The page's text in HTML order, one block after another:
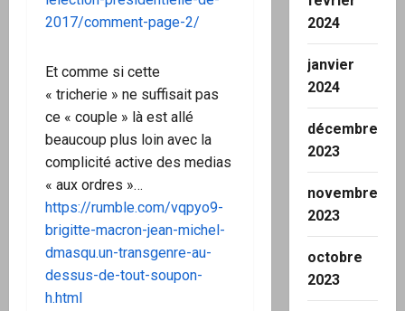
2017/comment-page-2/
Et comme si cette
« tricherie » ne suffisait pas
ce « couple » là est allé
beaucoup plus loin avec la
complicité active des medias
« aux ordres »…
https://rumble.com/vqpyo9-
brigitte-macron-jean-michel-
dmasqu.un-transgenre-au-
dessus-de-tout-soupon-
h.html
2024
janvier
2024
décembre
2023
novembre
2023
octobre
2023